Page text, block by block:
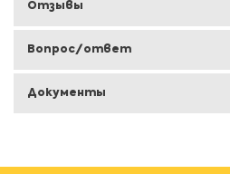
Отзывы
Вопрос/ответ
Документы